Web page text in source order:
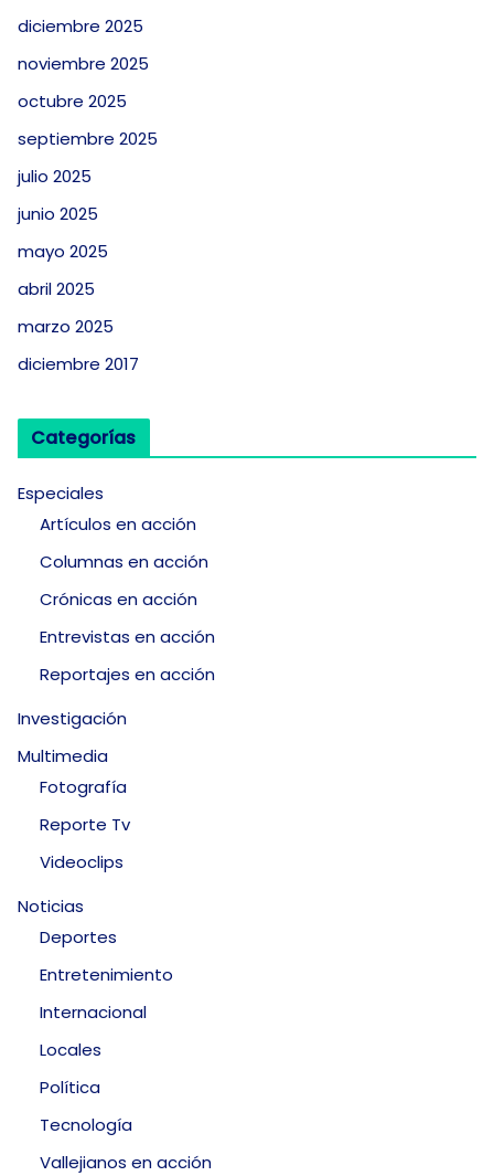
diciembre 2025
noviembre 2025
octubre 2025
septiembre 2025
julio 2025
junio 2025
mayo 2025
abril 2025
marzo 2025
diciembre 2017
Categorías
Especiales
Artículos en acción
Columnas en acción
Crónicas en acción
Entrevistas en acción
Reportajes en acción
Investigación
Multimedia
Fotografía
Reporte Tv
Videoclips
Noticias
Deportes
Entretenimiento
Internacional
Locales
Política
Tecnología
Vallejianos en acción